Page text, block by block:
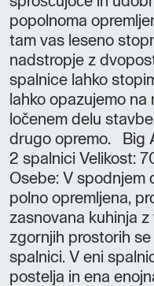
popolnoma
tam vas leseno
nadstropje z
spalnice lahko
lahko opazujemo
ločenem delu
drugo opremo. Big
2 spalnici Velikost:
Osebe: V spodnjem
polno opremljena,
zasnovana kuhinja z
zgornjih prostorih
spalnici. V eni
postelja in ena